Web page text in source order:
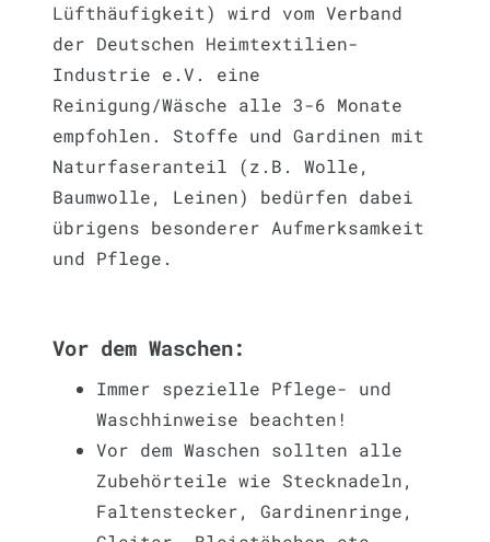
Lüfthäufigkeit) wird vom Verband
der Deutschen Heimtextilien-
Industrie e.V. eine
Reinigung/Wäsche alle 3-6 Monate
empfohlen. Stoffe und Gardinen mit
Naturfaseranteil (z.B. Wolle,
Baumwolle, Leinen) bedürfen dabei
übrigens besonderer Aufmerksamkeit
und Pflege.
Vor dem Waschen:
Immer spezielle Pflege- und
Waschhinweise beachten!
Vor dem Waschen sollten alle
Zubehörteile wie Stecknadeln,
Faltenstecker, Gardinenringe,